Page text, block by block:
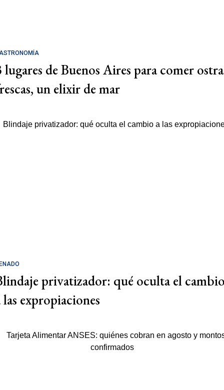
lugares de Buenos Aires para comer
un elixir de mar
privatizador: qué oculta el
las expropiaciones